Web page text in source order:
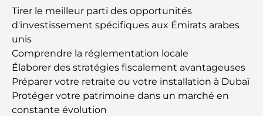
Les meilleurs cafés avec vue à Dubaï : un parfait
mélange de saveurs et de paysages
Restaurants avec vue sur le Burj Al Arab :
Expériences gastronomiques exceptionnelles à
Dubaï
Clubs de plage de Palm Jumeirah : Guide complet
Tirer le meilleur parti des opportunités
d'investissement spécifiques aux Émirats arabes
unis
Comprendre la réglementation locale
Élaborer des stratégies fiscalement avantageuses
Préparer votre retraite ou votre installation à Dubaï
Protéger votre patrimoine dans un marché en
constante évolution